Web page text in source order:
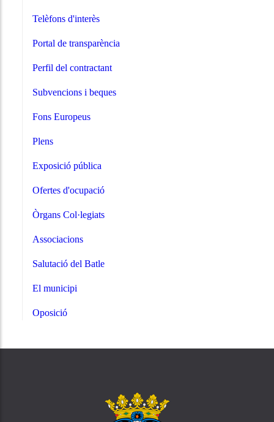
Telèfons d'interès
Portal de transparència
Perfil del contractant
Subvencions i beques
Fons Europeus
Plens
Exposició pública
Ofertes d'ocupació
Òrgans Col·legiats
Associacions
Salutació del Batle
El municipi
Oposició